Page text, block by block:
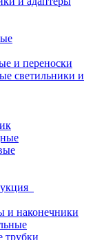
и переноски
светильники и
и наконечники
трубки